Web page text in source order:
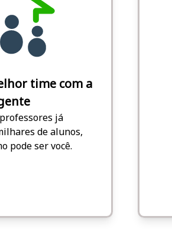
time com a
já
de alunos,
pode ser você.